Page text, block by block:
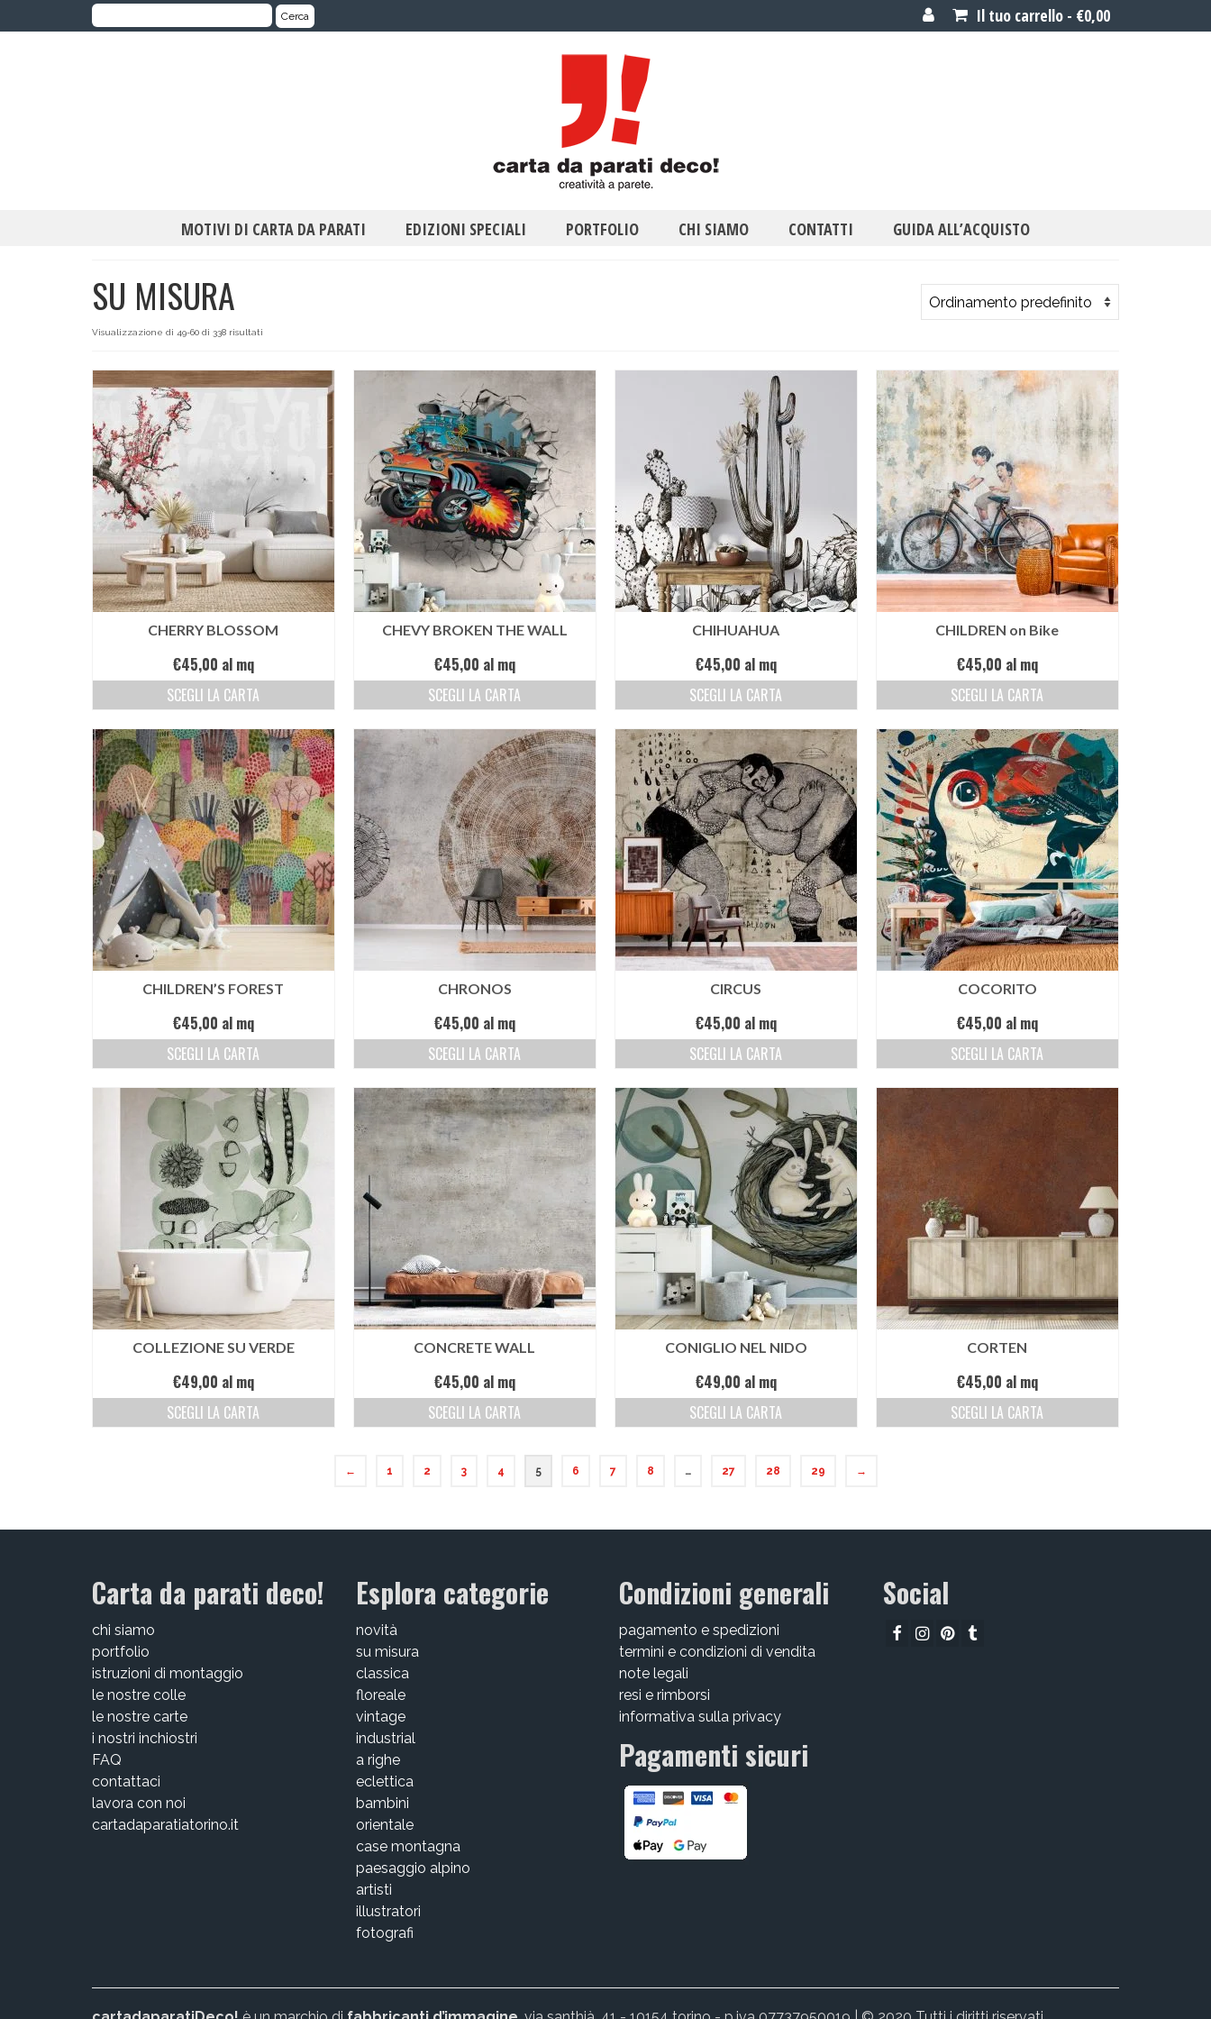
Il tuo carrello - €0,00
Cerca: Cerca
MOTIVI DI CARTA DA PARATI EDIZIONI SPECIALI PORTFOLIO CHI SIAMO CONTATTI GUIDA ALL’ACQUISTO
SU MISURA
Visualizzazione di 49-60 di 338 risultati
CHERRY BLOSSOM
€45,00 al mq
SCEGLI LA CARTA
CHEVY BROKEN THE WALL
€45,00 al mq
SCEGLI LA CARTA
CHIHUAHUA
€45,00 al mq
SCEGLI LA CARTA
CHILDREN on Bike
€45,00 al mq
SCEGLI LA CARTA
CHILDREN’S FOREST
€45,00 al mq
SCEGLI LA CARTA
CHRONOS
€45,00 al mq
SCEGLI LA CARTA
CIRCUS
€45,00 al mq
SCEGLI LA CARTA
COCORITO
€45,00 al mq
SCEGLI LA CARTA
COLLEZIONE SU VERDE
€49,00 al mq
SCEGLI LA CARTA
CONCRETE WALL
€45,00 al mq
SCEGLI LA CARTA
CONIGLIO NEL NIDO
€49,00 al mq
SCEGLI LA CARTA
CORTEN
€45,00 al mq
SCEGLI LA CARTA
← 1 2 3 4 5 6 7 8 … 27 28 29 →
Carta da parati deco!
chi siamo
portfolio
istruzioni di montaggio
le nostre colle
le nostre carte
i nostri inchiostri
FAQ
contattaci
lavora con noi
cartadaparatiatorino.it
Esplora categorie
novità
su misura
classica
floreale
vintage
industrial
a righe
eclettica
bambini
orientale
case montagna
paesaggio alpino
artisti
illustratori
fotografi
Condizioni generali
pagamento e spedizioni
termini e condizioni di vendita
note legali
resi e rimborsi
informativa sulla privacy
Pagamenti sicuri
Social